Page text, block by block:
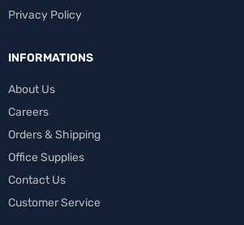
Privacy Policy
INFORMATIONS
About Us
Careers
Orders & Shipping
Office Supplies
Contact Us
Customer Service